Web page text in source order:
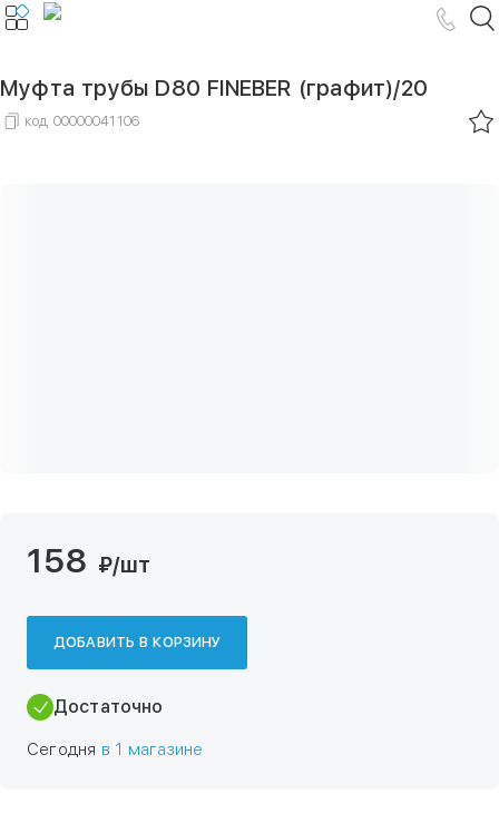
Муфта трубы D80 FINEBER (графит)/20
код 00000041106
158 ₽/шт
ДОБАВИТЬ В КОРЗИНУ
Достаточно
Сегодня в 1 магазине